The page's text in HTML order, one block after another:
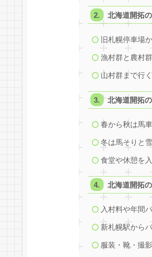
北海道開拓
旧札幌停車場
漁村群と農村
山村群まで行
北海道開拓
春から秋は馬
冬は馬そりと
食堂や休憩を
北海道開拓
入村料や年間
新札幌駅から
服装・靴・撮